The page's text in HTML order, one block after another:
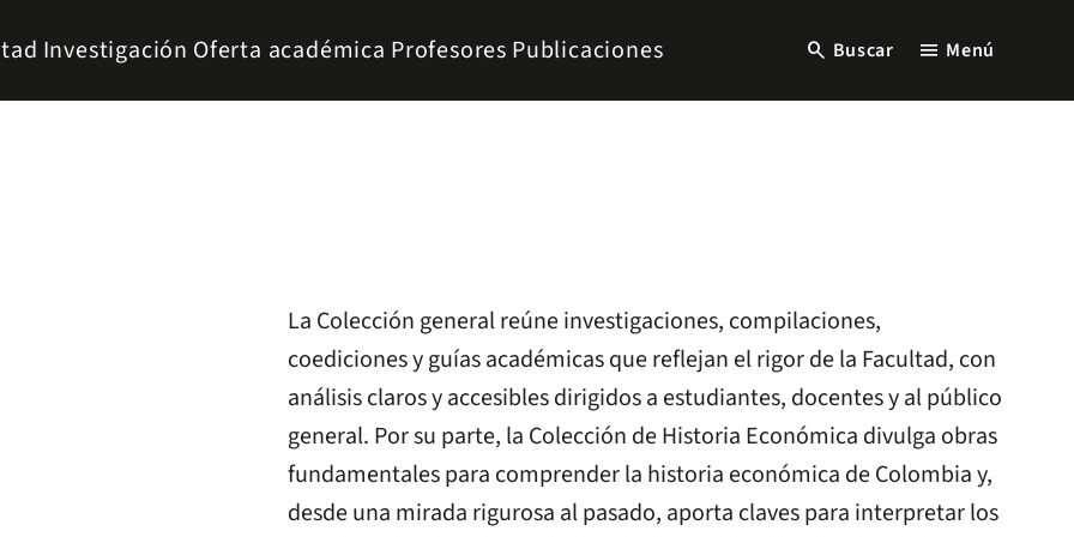
Investigación Oferta académica Profesores Publicaciones search Buscar menu Menú
La Colección general reúne investigaciones, compilaciones,
coediciones y guías académicas que reflejan el rigor de la Facultad, con
análisis claros y accesibles dirigidos a estudiantes, docentes y al público
general. Por su parte, la Colección de Historia Económica divulga obras
fundamentales para comprender la historia económica de Colombia y,
desde una mirada rigurosa al pasado, aporta claves para interpretar los